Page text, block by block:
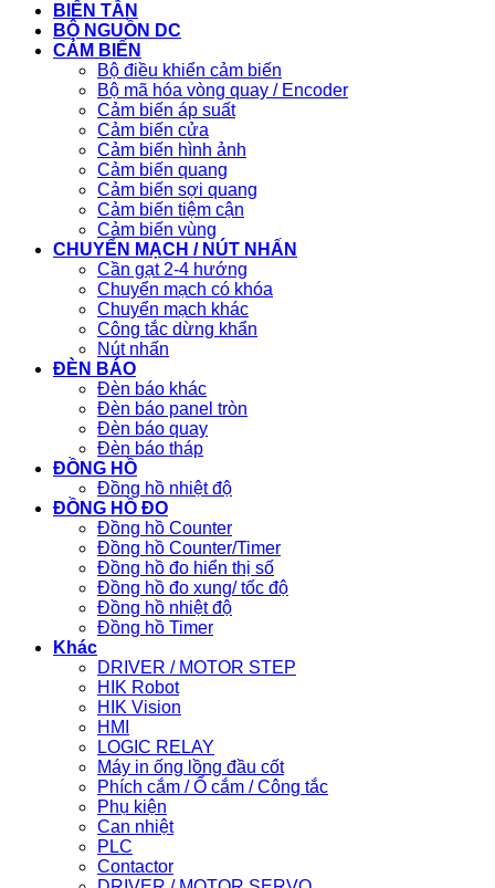
BIẾN TẦN
BỘ NGUỒN DC
CẢM BIẾN
Bộ điều khiển cảm biến
Bộ mã hóa vòng quay / Encoder
Cảm biến áp suất
Cảm biến cửa
Cảm biến hình ảnh
Cảm biến quang
Cảm biến sợi quang
Cảm biến tiệm cận
Cảm biến vùng
CHUYỂN MẠCH / NÚT NHẤN
Cần gạt 2-4 hướng
Chuyển mạch có khóa
Chuyển mạch khác
Công tắc dừng khẩn
Nút nhấn
ĐÈN BÁO
Đèn báo khác
Đèn báo panel tròn
Đèn báo quay
Đèn báo tháp
ĐỒNG HỒ
Đồng hồ nhiệt độ
ĐỒNG HỒ ĐO
Đồng hồ Counter
Đồng hồ Counter/Timer
Đồng hồ đo hiển thị số
Đồng hồ đo xung/ tốc độ
Đồng hồ nhiệt độ
Đồng hồ Timer
Khác
DRIVER / MOTOR STEP
HIK Robot
HIK Vision
HMI
LOGIC RELAY
Máy in ống lồng đầu cốt
Phích cắm / Ổ cắm / Công tắc
Phụ kiện
Can nhiệt
PLC
Contactor